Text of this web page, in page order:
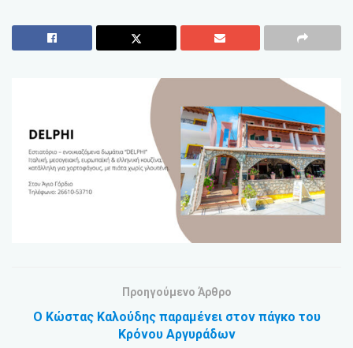
Προηγούμενο Άρθρο
Ο Κώστας Καλούδης παραμένει στον πάγκο του
Κρόνου Αργυράδων